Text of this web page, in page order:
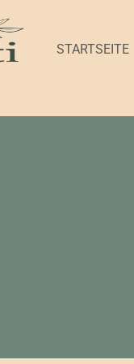
STARTSEITE